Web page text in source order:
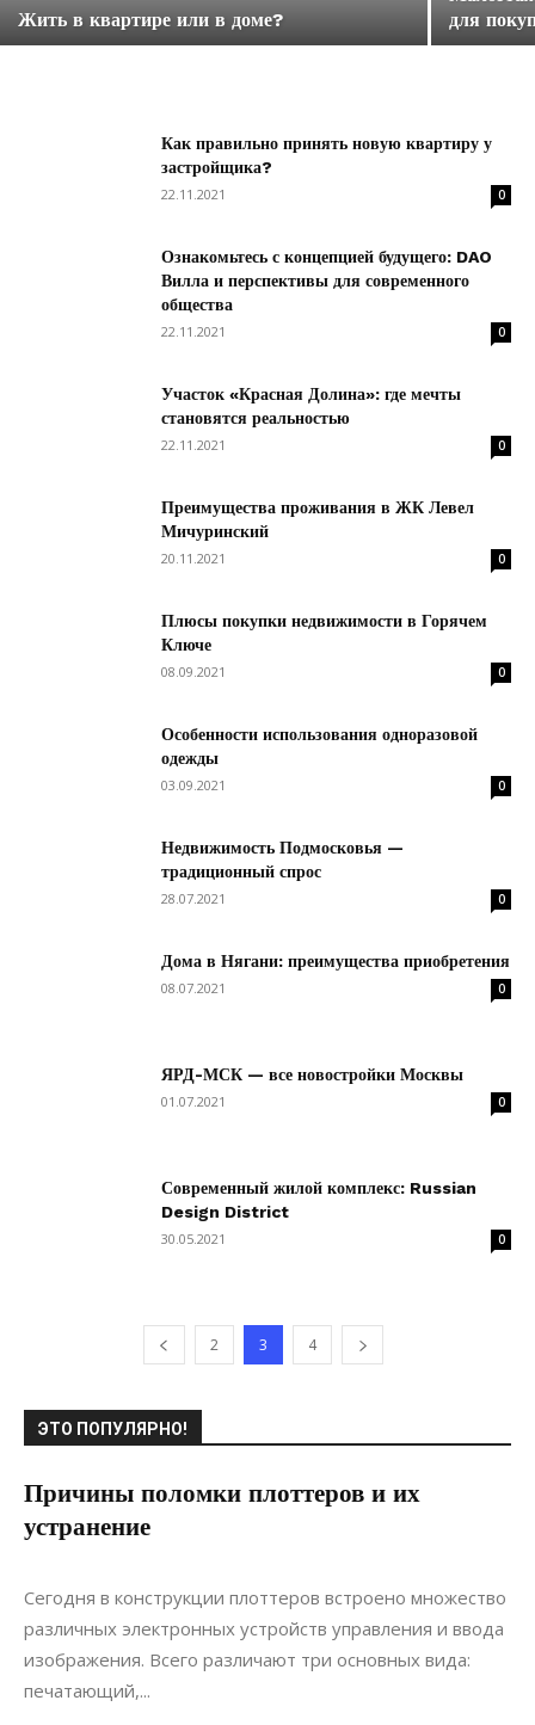
Жить в квартире или в доме?
для
Как правильно принять новую квартиру у
застройщика?
22.11.2021 0
Ознакомьтесь с концепцией будущего: DAO
Вилла и перспективы для современного
общества
22.11.2021 0
Участок «Красная Долина»: где мечты
становятся реальностью
22.11.2021 0
Преимущества проживания в ЖК Левел
Мичуринский
20.11.2021 0
Плюсы покупки недвижимости в Горячем
Ключе
08.09.2021 0
Особенности использования одноразовой
одежды
03.09.2021 0
Недвижимость Подмосковья —
традиционный спрос
28.07.2021 0
Дома в Нягани: преимущества приобретения
08.07.2021 0
ЯРД-МСК — все новостройки Москвы
01.07.2021 0
Современный жилой комплекс: Russian
Design District
30.05.2021 0
2 3 4
ЭТО ПОПУЛЯРНО!
Причины поломки плоттеров и их
устранение
09.08.2021
Сегодня в конструкции плоттеров встроено множество
различных электронных устройств управления и ввода
изображения. Всего различают три основных вида:
печатающий,...